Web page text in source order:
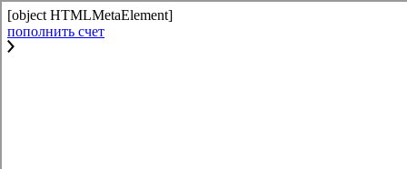
[object HTMLMetaElement]
пополнить счет